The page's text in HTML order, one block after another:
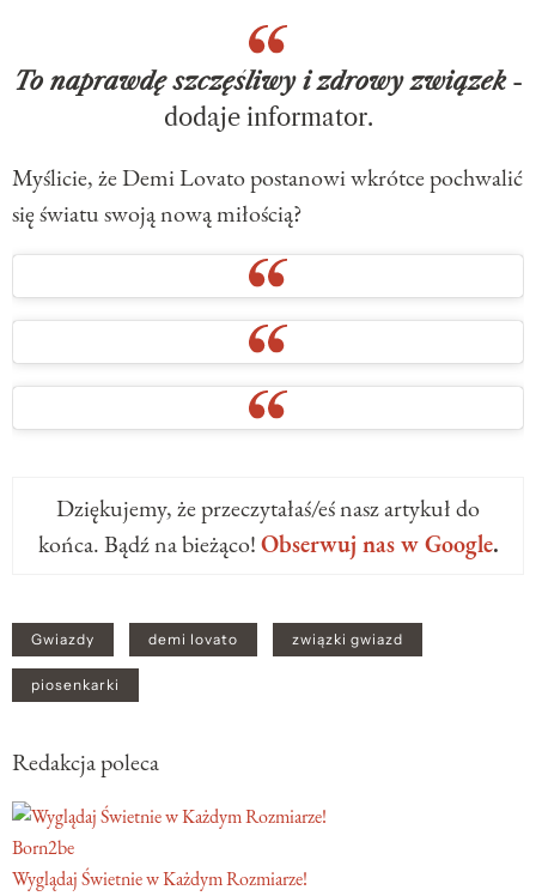
To naprawdę szczęśliwy i zdrowy związek-
dodaje informator.
Myślicie, że Demi Lovato postanowi wkrótce pochwalić
się światu swoją nową miłością?
Dziękujemy, że przeczytałaś/eś nasz artykuł do
końca. Bądź na bieżąco!Obserwuj nas w Google.
Gwiazdy demi lovato związki gwiazd
piosenkarki
Redakcja poleca
Born2be
Wyglądaj Świetnie w Każdym Rozmiarze!